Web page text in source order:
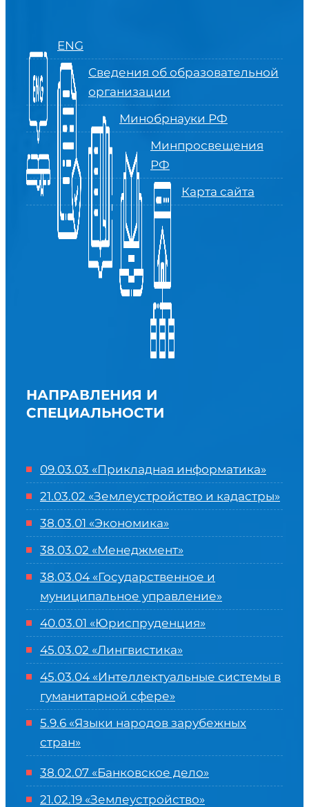
ENG
Сведения об образовательной
организации
Минобрнауки РФ
Минпросвещения
РФ
Карта сайта
НАПРАВЛЕНИЯ И
СПЕЦИАЛЬНОСТИ
09.03.03 «Прикладная информатика»
21.03.02 «Землеустройство и кадастры»
38.03.01 «Экономика»
38.03.02 «Менеджмент»
38.03.04 «Государственное и
муниципальное управление»
40.03.01 «Юриспруденция»
45.03.02 «Лингвистика»
45.03.04 «Интеллектуальные системы в
гуманитарной сфере»
5.9.6 «Языки народов зарубежных
стран»
38.02.07 «Банковское дело»
21.02.19 «Землеустройство»